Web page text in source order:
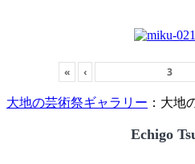
« ‹
大地の芸術祭ギャラリー ：大地
Echigo